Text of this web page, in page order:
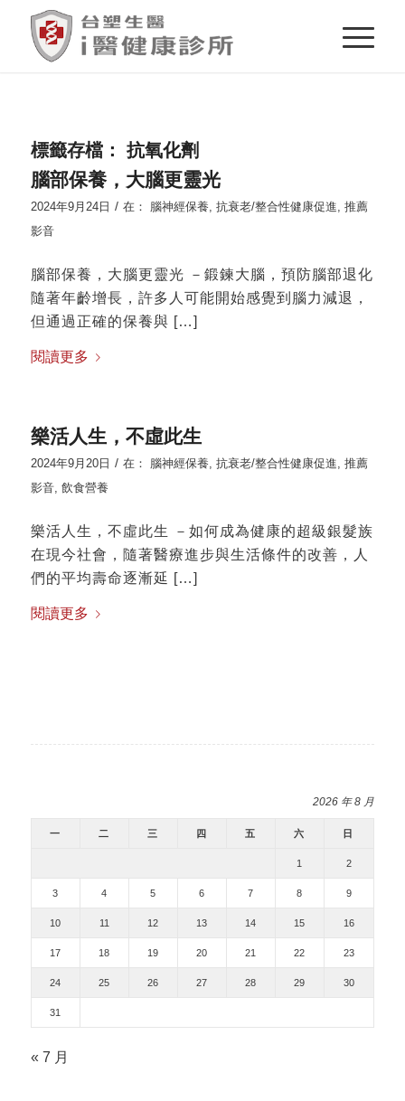
標籤存檔： 抗氧化劑
腦部保養，大腦更靈光
2024年9月24日 / 在： 腦神經保養, 抗衰老/整合性健康促進, 推薦
影音
腦部保養，大腦更靈光 －鍛鍊大腦，預防腦部退化
隨著年齡增長，許多人可能開始感覺到腦力減退，
但通過正確的保養與 […]
閱讀更多
樂活人生，不虛此生
2024年9月20日 / 在： 腦神經保養 抗衰老/整合性健康促進 推薦
影音, 飲食營養
樂活人生，不虛此生 －如何成為健康的超級銀髮族
在現今社會，隨著醫療進步與生活條件的改善，人
們的平均壽命逐漸延 […]
閱讀更多
2026 年 8 月
一 二 三 四 五 六 日
1 2
3 4 5 6 7 8 9
10 11 12 13 14 15 16
17 18 19 20 21 22 23
24 25 26 27 28 29 30
31
« 7 月